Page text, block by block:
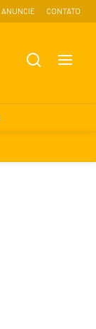
ANUNCIE CONTATO